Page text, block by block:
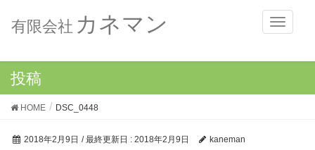
メ
ニ
有限会社 カネマン
投稿
HOME DSC_0448
2018年2月9日 / 最終更新日 : 2018年2月9日 kaneman